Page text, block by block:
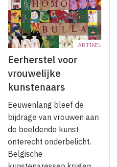
ARTIKEL
Eerherstel voor
vrouwelijke
kunstenaars
Eeuwenlang bleef de
bijdrage van vrouwen aan
de beeldende kunst
onterecht onderbelicht.
Belgische